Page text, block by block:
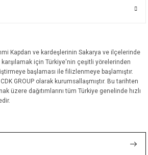
olmalı.
Kapdan ve kardeşlerinin Sakarya ve ilçelerinde
için Türkiye'nin çeşitli yörelerinden
başlaması ile filizlenmeye başlamıştır.
GROUP olarak kurumsallaşmıştır. Bu tarihten
üzere dağıtımlarını tüm Türkiye genelinde hızlı